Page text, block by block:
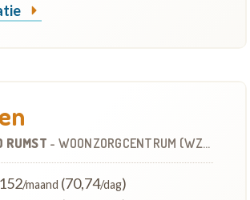
RUMST - WOONZORGCENTRUM (WZC)
/maand (70,74/dag)